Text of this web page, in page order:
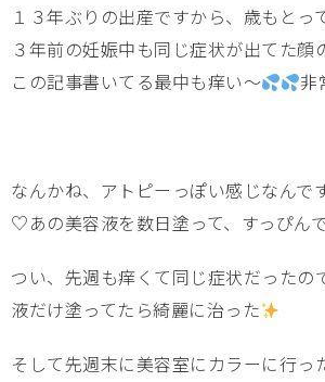
１３年ぶりの出産ですから、歳もとっ
３年前の妊娠中も同じ症状が出てた顔
この記事書いてる最中も痒い～
非
なんかね、アトピーっぽい感じなんで
♡あの美容液を数日塗って、すっぴん
つい、先週も痒くて同じ症状だったの
液だけ塗ってたら綺麗に治った
そして先週末に美容室にカラーに行